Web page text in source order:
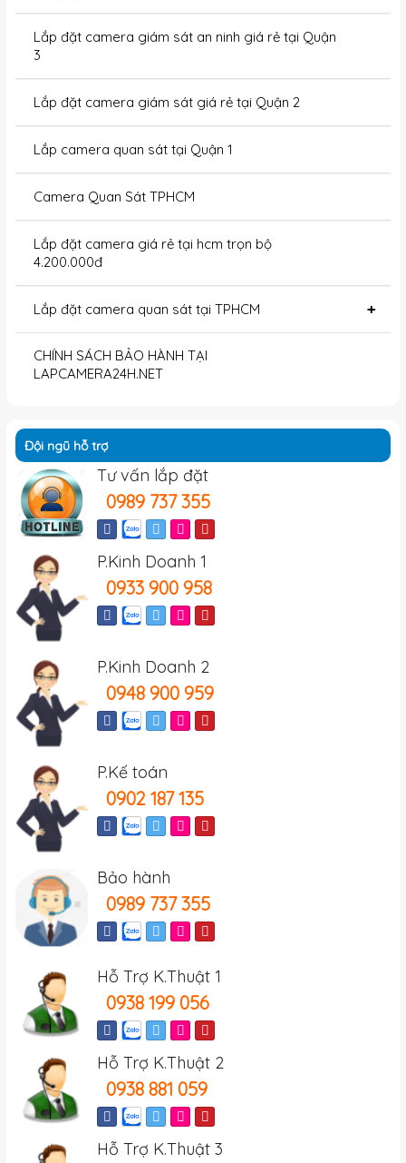
Lắp đặt camera giám sát an ninh giá rẻ tại Quận
3
Lắp đặt camera giám sát giá rẻ tại Quận 2
Lắp camera quan sát tại Quận 1
Camera Quan Sát TPHCM
Lắp đặt camera giá rẻ tại hcm trọn bộ
4.200.000đ
+
Lắp đặt camera quan sát tại TPHCM
CHÍNH SÁCH BẢO HÀNH TẠI
LAPCAMERA24H.NET
Đội ngũ hỗ trợ
Tư vấn lắp đặt
0989 737 355
P.Kinh Doanh 1
0933 900 958
P.Kinh Doanh 2
0948 900 959
P.Kế toán
0902 187 135
Bảo hành
0989 737 355
Hỗ Trợ K.Thuật 1
0938 199 056
Hỗ Trợ K.Thuật 2
0938 881 059
Hỗ Trợ K.Thuật 3